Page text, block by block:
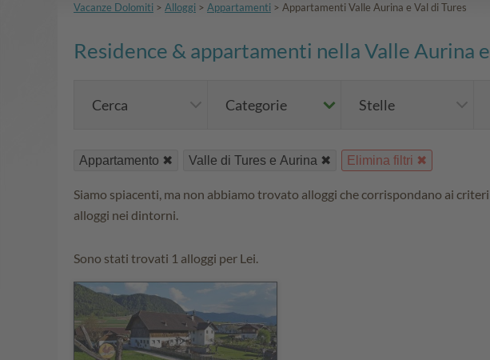
Vacanze Dolomiti > Alloggi > Appartamenti > Appartamenti Valle Aurina e Val di Tures
Residence & appartamenti nella Valle Aurina
Cerca Categorie Stelle
Appartamento Valle di Tures e Aurina Elimina filtri
Siamo spiacenti, ma non abbiamo trovato alloggi che corrispondano ai
alloggi nei dintorni.
Sono stati trovati 1 alloggi per Lei.